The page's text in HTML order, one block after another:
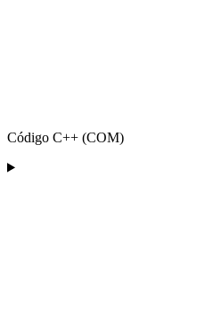
Código C++ (COM)